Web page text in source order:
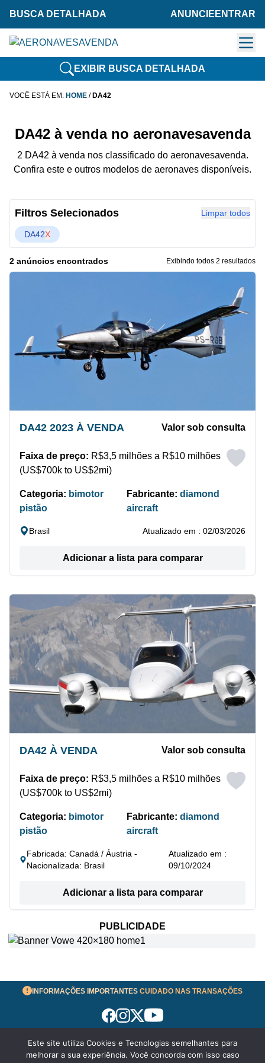
BUSCA DETALHADA ANUNCIE ENTRAR
EXIBIR BUSCA DETALHADA
VOCÊ ESTÁ EM: HOME / DA42
DA42 à venda no aeronavesavenda
2 DA42 à venda nos classificado do aeronavesavenda.
Confira este e outros modelos de aeronaves disponíveis.
Filtros Selecionados Limpar todos
DA42X
2 anúncios encontrados Exibindo todos 2 resultados
DA42 2023 À VENDA Valor sob consulta
Faixa de preço: R$3,5 milhões a R$10 milhões
(US$700k to US$2mi)
Categoria: bimotor
pistão
Fabricante:diamond
aircraft
Brasil Atualizado em : 02/03/2026
Adicionar a lista para comparar
DA42 À VENDA Valor sob consulta
Faixa de preço: R$3,5 milhões a R$10 milhões
(US$700k to US$2mi)
Categoria: bimotor
pistão
Fabricante:diamond
aircraft
Fabricada: Canadá / Áustria -
Nacionalizada: Brasil
Atualizado em :
09/10/2024
Adicionar a lista para comparar
PUBLICIDADE
INFORMAÇÕES IMPORTANTES CUIDADO NAS TRANSAÇÕES
Termos de Uso
© 2026 aeronavesavenda.com | Todos os Direitos
Este site utiliza Cookies e Tecnologias semelhantes para
melhorar a sua experiência. Você concorda com isso caso